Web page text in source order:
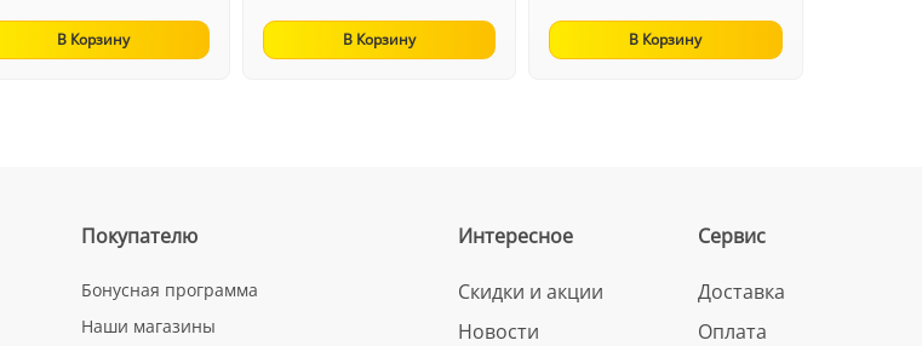
В Корзину В Корзину В Корзину
Покупателю
Бонусная программа
Наши магазины
Интересное
Скидки и акции
Новости
Сервис
Доставка
Оплата